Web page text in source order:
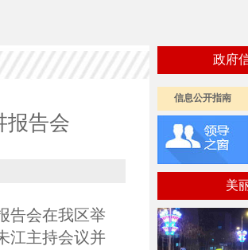
报告会
告会在我区举
江主持会议并
政府
信息公开指南
美